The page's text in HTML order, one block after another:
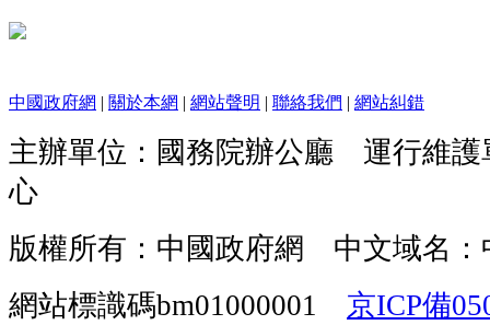
中國政府網 | 關於本網 | 網站聲明 | 聯絡我們 | 網站糾錯
主辦單位：國務院辦公廳 運行維護
心
版權所有：中國政府網 中文域名：
網站標識碼bm01000001 京ICP備